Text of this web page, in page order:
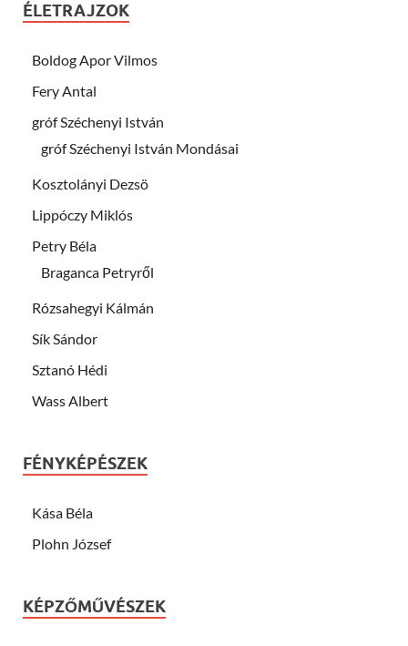
ÉLETRAJZOK
Boldog Apor Vilmos
Fery Antal
gróf Széchenyi István
gróf Széchenyi István Mondásai
Kosztolányi Dezsö
Lippóczy Miklós
Petry Béla
Braganca Petryről
Rózsahegyi Kálmán
Sík Sándor
Sztanó Hédi
Wass Albert
FÉNYKÉPÉSZEK
Kása Béla
Plohn József
KÉPZŐMŰVÉSZEK